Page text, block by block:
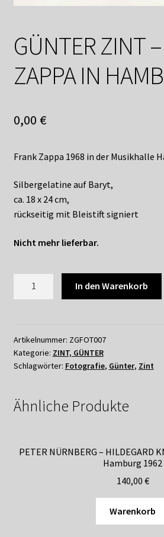
Shop
Suchservice
Versandkosten / Lieferung
Warenkorb
Widerrufsbelehrung
Zahlungsarten
GÜNTER ZINT
ZAPPA IN
0,00 €
Frank Zappa 1968 in der Musikhalle
Silbergelatine auf Baryt,
ca. 18 x 24 cm,
rückseitig mit Bleistift signiert
Nicht mehr lieferbar.
ZAPPA
IN
HAMBURG
In den Warenkorb
Artikelnummer: ZGFOT007
Kategorie: ZINT, GÜNTER
Schlagwörter: Fotografie, Günter, Zint
Ähnliche Produkte
PETER NÜRNBERG – HILDEGARD
Hamburg 1962
140,00 €
Warenkorb